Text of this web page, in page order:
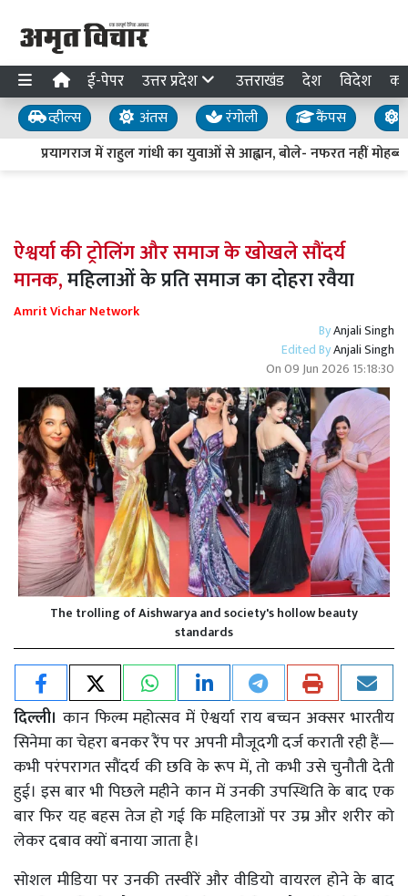
ई-पेपर उत्तर प्रदेश उत्तराखंड देश विदेश
व्हील्स अंतस रंगोली कैंपस
प्रयागराज में राहुल गांधी का युवाओं से आह्वान, बोले- नफरत नहीं
ऐश्वर्या की ट्रोलिंग और समाज के खोखले सौंदर्य
मानक,महिलाओं के प्रति समाज का दोहरा रवैया
Amrit Vichar Network
ByAnjali Singh
Edited ByAnjali Singh
On09 Jun 2026 15:18:30
The trolling of Aishwarya and society's hollow beauty
standards
दिल्ली। कान फिल्म महोत्सव में ऐश्वर्या राय बच्चन अक्सर भारतीय
सिनेमा का चेहरा बनकर रैंप पर अपनी मौजूदगी दर्ज कराती रही हैं—
कभी परंपरागत सौंदर्य की छवि के रूप में, तो कभी उसे चुनौती देती
हुई। इस बार भी पिछले महीने कान में उनकी उपस्थिति के बाद एक
बार फिर यह बहस तेज हो गई कि महिलाओं पर उम्र और शरीर को
लेकर दबाव क्यों बनाया जाता है।
सोशल मीडिया पर उनकी तस्वीरें और वीडियो वायरल होने के बाद